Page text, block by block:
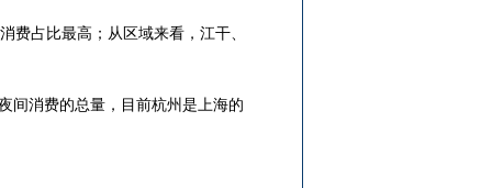
占比最高；从区域来看，江干、
消费的总量，目前杭州是上海的